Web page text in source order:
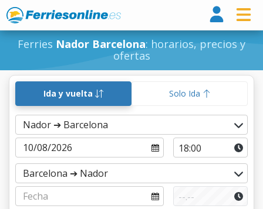
Ferries Nador Barcelona: horarios, precios y
ofertas
Ida y vuelta Solo Ida